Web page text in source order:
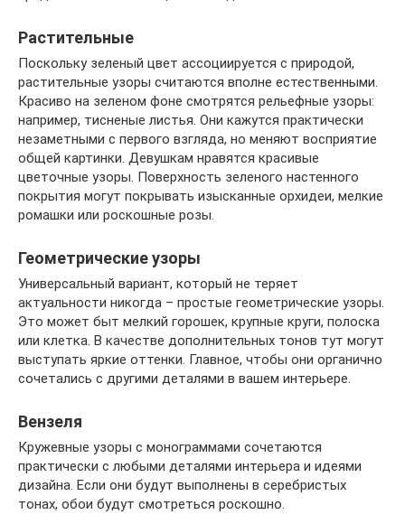
Растительные
Поскольку зеленый цвет ассоциируется с природой,
растительные узоры считаются вполне естественными.
Красиво на зеленом фоне смотрятся рельефные узоры:
например, тисненые листья. Они кажутся практически
незаметными с первого взгляда, но меняют восприятие
общей картинки. Девушкам нравятся красивые
цветочные узоры. Поверхность зеленого настенного
покрытия могут покрывать изысканные орхидеи, мелкие
ромашки или роскошные розы.
Геометрические узоры
Универсальный вариант, который не теряет
актуальности никогда – простые геометрические узоры.
Это может быт мелкий горошек, крупные круги, полоска
или клетка. В качестве дополнительных тонов тут могут
выступать яркие оттенки. Главное, чтобы они органично
сочетались с другими деталями в вашем интерьере.
Вензеля
Кружевные узоры с монограммами сочетаются
практически с любыми деталями интерьера и идеями
дизайна. Если они будут выполнены в серебристых
тонах, обои будут смотреться роскошно.